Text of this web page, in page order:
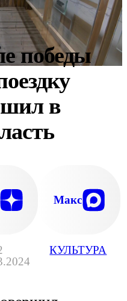
КУЛЬТУРА
победы
в
Макс